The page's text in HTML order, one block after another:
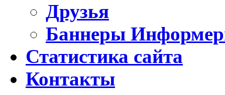
Друзья
Баннеры
Статистика сайта
Контакты